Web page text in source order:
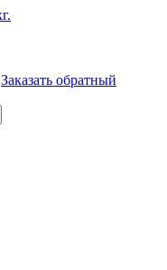
Заказать обратный